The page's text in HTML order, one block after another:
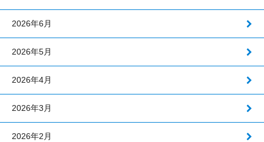
2026年6月
2026年5月
2026年4月
2026年3月
2026年2月